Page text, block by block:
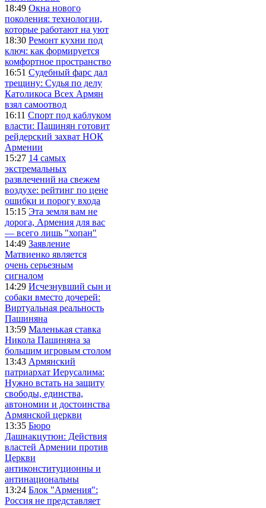
18:49 Окна нового
поколения: технологии,
которые работают на уют
18:30 Ремонт кухни под
ключ: как формируется
комфортное пространство
16:51 Судебный фарс дал
трещину: Судья по делу
Католикоса Всех Армян
взял самоотвод
16:11 Спорт под каблуком
власти: Пашинян готовит
рейдерский захват НОК
Армении
15:27 14 самых
экстремальных
развлечений на свежем
воздухе: рейтинг по цене
ошибки и порогу входа
15:15 Эта земля вам не
дорога, Армения для вас
— всего лишь "хопан"
14:49 Заявление
Матвиенко является
очень серьезным
сигналом
14:29 Исчезнувший сын и
собаки вместо дочерей:
Виртуальная реальность
Пашиняна
13:59 Маленькая ставка
Никола Пашиняна за
большим игровым столом
13:43 Армянский
патриархат Иерусалима:
Нужно встать на защиту
свободы, единства,
автономии и достоинства
Армянской церкви
13:35 Бюро
Дашнакцутюн: Действия
властей Армении против
Церкви
антиконституционны и
антинациональны
13:24 Блок "Армения":
Россия не представляет